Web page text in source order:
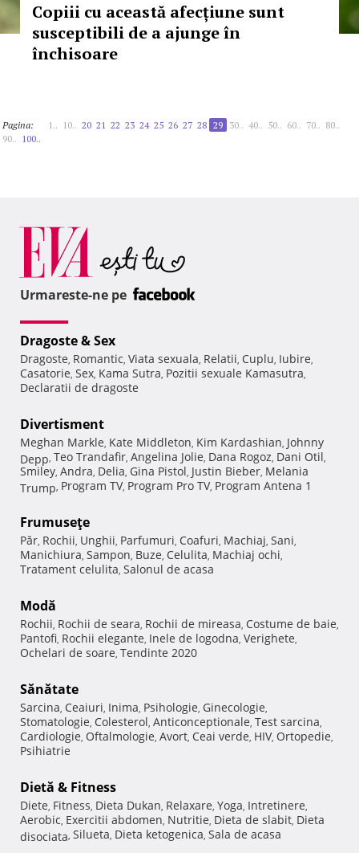
Copiii cu această afecțiune sunt
susceptibili de a ajunge în
închisoare
Pagina: 1.. 10.. 20 21 22 23 24 25 26 27 28 29 30.. 40.. 50.. 60.. 70.. 80..
90.. 100..
Urmareste-ne pe
Dragoste & Sex
Dragoste, Romantic, Viata sexuala, Relatii, Cuplu, Iubire,
Casatorie, Sex, Kama Sutra, Pozitii sexuale Kamasutra,
Declaratii de dragoste
Divertisment
Meghan Markle, Kate Middleton, Kim Kardashian, Johnny
Depp, Teo Trandafir, Angelina Jolie, Dana Rogoz, Dani Otil,
Smiley, Andra, Delia, Gina Pistol, Justin Bieber, Melania
Trump, Program TV, Program Pro TV, Program Antena 1
Frumuseţe
Păr, Rochii, Unghii, Parfumuri, Coafuri, Machiaj, Sani,
Manichiura, Sampon, Buze, Celulita, Machiaj ochi,
Tratament celulita, Salonul de acasa
Modă
Rochii, Rochii de seara, Rochii de mireasa, Costume de baie,
Pantofi, Rochii elegante, Inele de logodna, Verighete,
Ochelari de soare, Tendinte 2020
Sănătate
Sarcina, Ceaiuri, Inima, Psihologie, Ginecologie,
Stomatologie, Colesterol, Anticonceptionale, Test sarcina,
Cardiologie, Oftalmologie, Avort, Ceai verde, HIV, Ortopedie,
Psihiatrie
Dietă & Fitness
Diete, Fitness, Dieta Dukan, Relaxare, Yoga, Intretinere,
Aerobic, Exercitii abdomen, Nutritie, Dieta de slabit, Dieta
disociata, Silueta, Dieta ketogenica, Sala de acasa